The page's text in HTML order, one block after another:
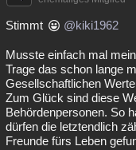
Stimmt @kiki1962
Musste einfach mal
Trage das schon lange
Gesellschaftlichen
Zum Glück sind diese
Behördenpersonen. So
dürfen die letztendlich
Freunde fürs Leben